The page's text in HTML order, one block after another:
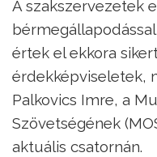
A szakszervezetek
értek el ekkora
érdekképviseletek,
Palkovics Imre, a
Szövetségének
aktuális csatornán.